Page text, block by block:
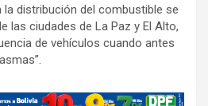
la distribución del combustible se
las ciudades de La Paz y El Alto,
de vehículos cuando antes